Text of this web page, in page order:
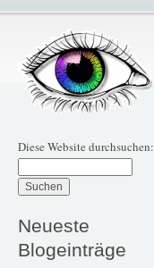
Diese Website durchsuchen:
Neueste
Blogeinträge